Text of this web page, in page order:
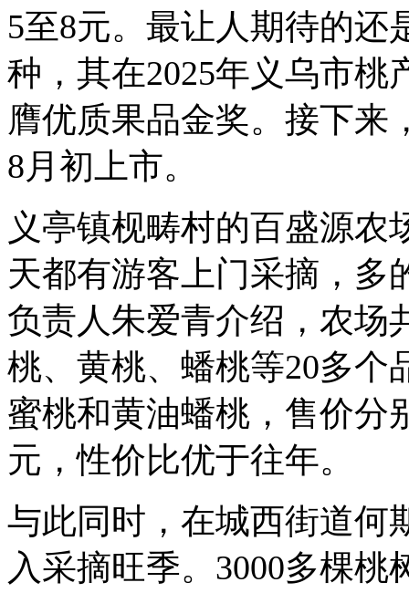
5至8元。最让人期待的还
种，其在2025年义乌市
膺优质果品金奖。接下来
8月初上市。
义亭镇枧畴村的百盛源农
天都有游客上门采摘，多
负责人朱爱青介绍，农场
桃、黄桃、蟠桃‌等20多个
蜜桃和黄油蟠桃，售价分
元，性价比优于往年。
与此同时，在城西街道何
入采摘旺季。3000多棵